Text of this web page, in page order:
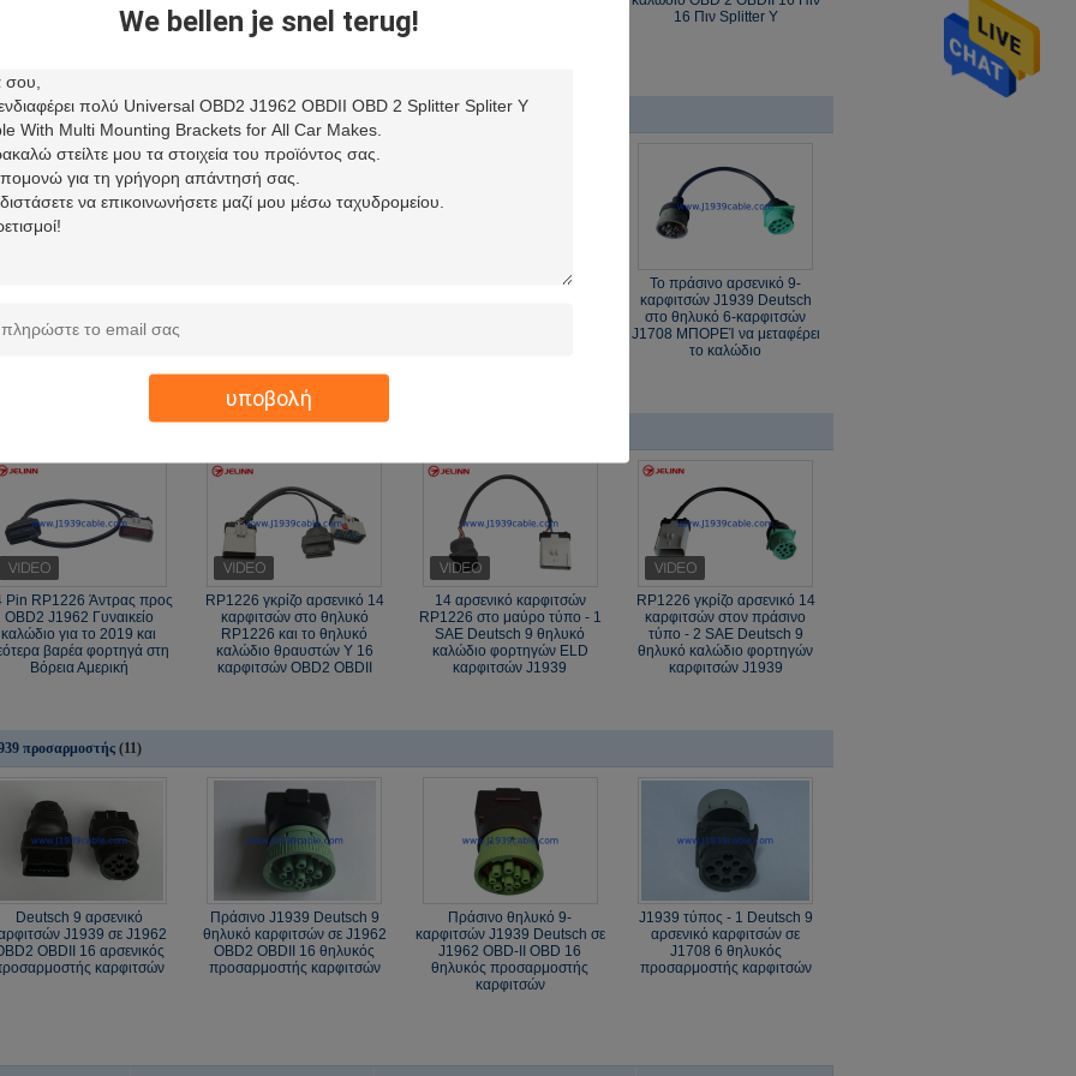
We bellen je snel terug!
υποβολή
με 4 διαφορετικά πίνακα
στήριξης στήριξης
16 Πιν Splitter Y
μπορεί να μεταφέρει το καλώδιο (18)
J1939 ΜΠΟΡΕΊ να
Πράσινος τύπος - το θηλυκό
Το πράσινο αρσενικό 9-
καρφιτσών J1939 Deutsch
στο θηλυκό 6-καρφιτσών
J1708 ΜΠΟΡΕΊ να μεταφέρει
το καλώδιο
Pin RP1226 Άντρας προς
OBD2 J1962 Γυναικείο
καλώδιο για το 2019 και
βαρέα φορτηγά στη
Βόρεια Αμερική
RP1226 γκρίζο αρσενικό 14
καρφιτσών στο θηλυκό
RP1226 και το θηλυκό
καλώδιο θραυστών Υ 16
καρφιτσών OBD2 OBDII
14 αρσενικό καρφιτσών
RP1226 στο μαύρο τύπο - 1
SAE Deutsch 9 θηλυκό
καλώδιο φορτηγών ELD
καρφιτσών J1939
RP1226 γκρίζο αρσενικό 14
καρφιτσών στον πράσινο
τύπο - 2 SAE Deutsch 9
θηλυκό καλώδιο φορτηγών
καρφιτσών J1939
προσαρμοστής (11)
Deutsch 9 αρσενικό
J1939 σε J1962
OBDII 16 αρσενικός
καρφιτσών
Πράσινο J1939 Deutsch 9
θηλυκό καρφιτσών σε J1962
OBD2 OBDII 16 θηλυκός
προσαρμοστής καρφιτσών
Πράσινο θηλυκό 9-
καρφιτσών J1939 Deutsch σε
J1962 OBD-ΙΙ OBD 16
θηλυκός προσαρμοστής
καρφιτσών
J1939 τύπος - 1 Deutsch 9
αρσενικό καρφιτσών σε
J1708 6 θηλυκός
προσαρμοστής καρφιτσών